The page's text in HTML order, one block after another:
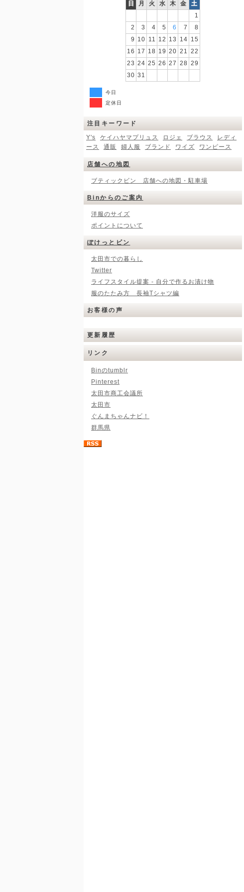
日 月 火 水 木 金
土
1
2
3 4 5 6 7
8
9 10 11 12 13 14 15
16 17 18 19 20 21 22
23 24 25 26 27 28 29
30 31
今日
定休日
注目キーワード
Y's
ケイハヤマプリュス ロジェ ブラウス
レディ
ース
通販 婦人服 ブランド ワイズ ワンピース
店舗への地図
ブティックビン 店舗への地図・駐車場
Binからのご案内
洋服のサイズ
ポイントについて
ぽけっとビン
太田市での暮らし
Twitter
ライフスタイル提案 - 自分で作るお漬け物
服のたたみ方 長袖Tシャツ編
お客様の声
更新履歴
リンク
Binのtumblr
Pinterest
太田市商工会議所
太田市
ぐんまちゃんナビ！
群馬県